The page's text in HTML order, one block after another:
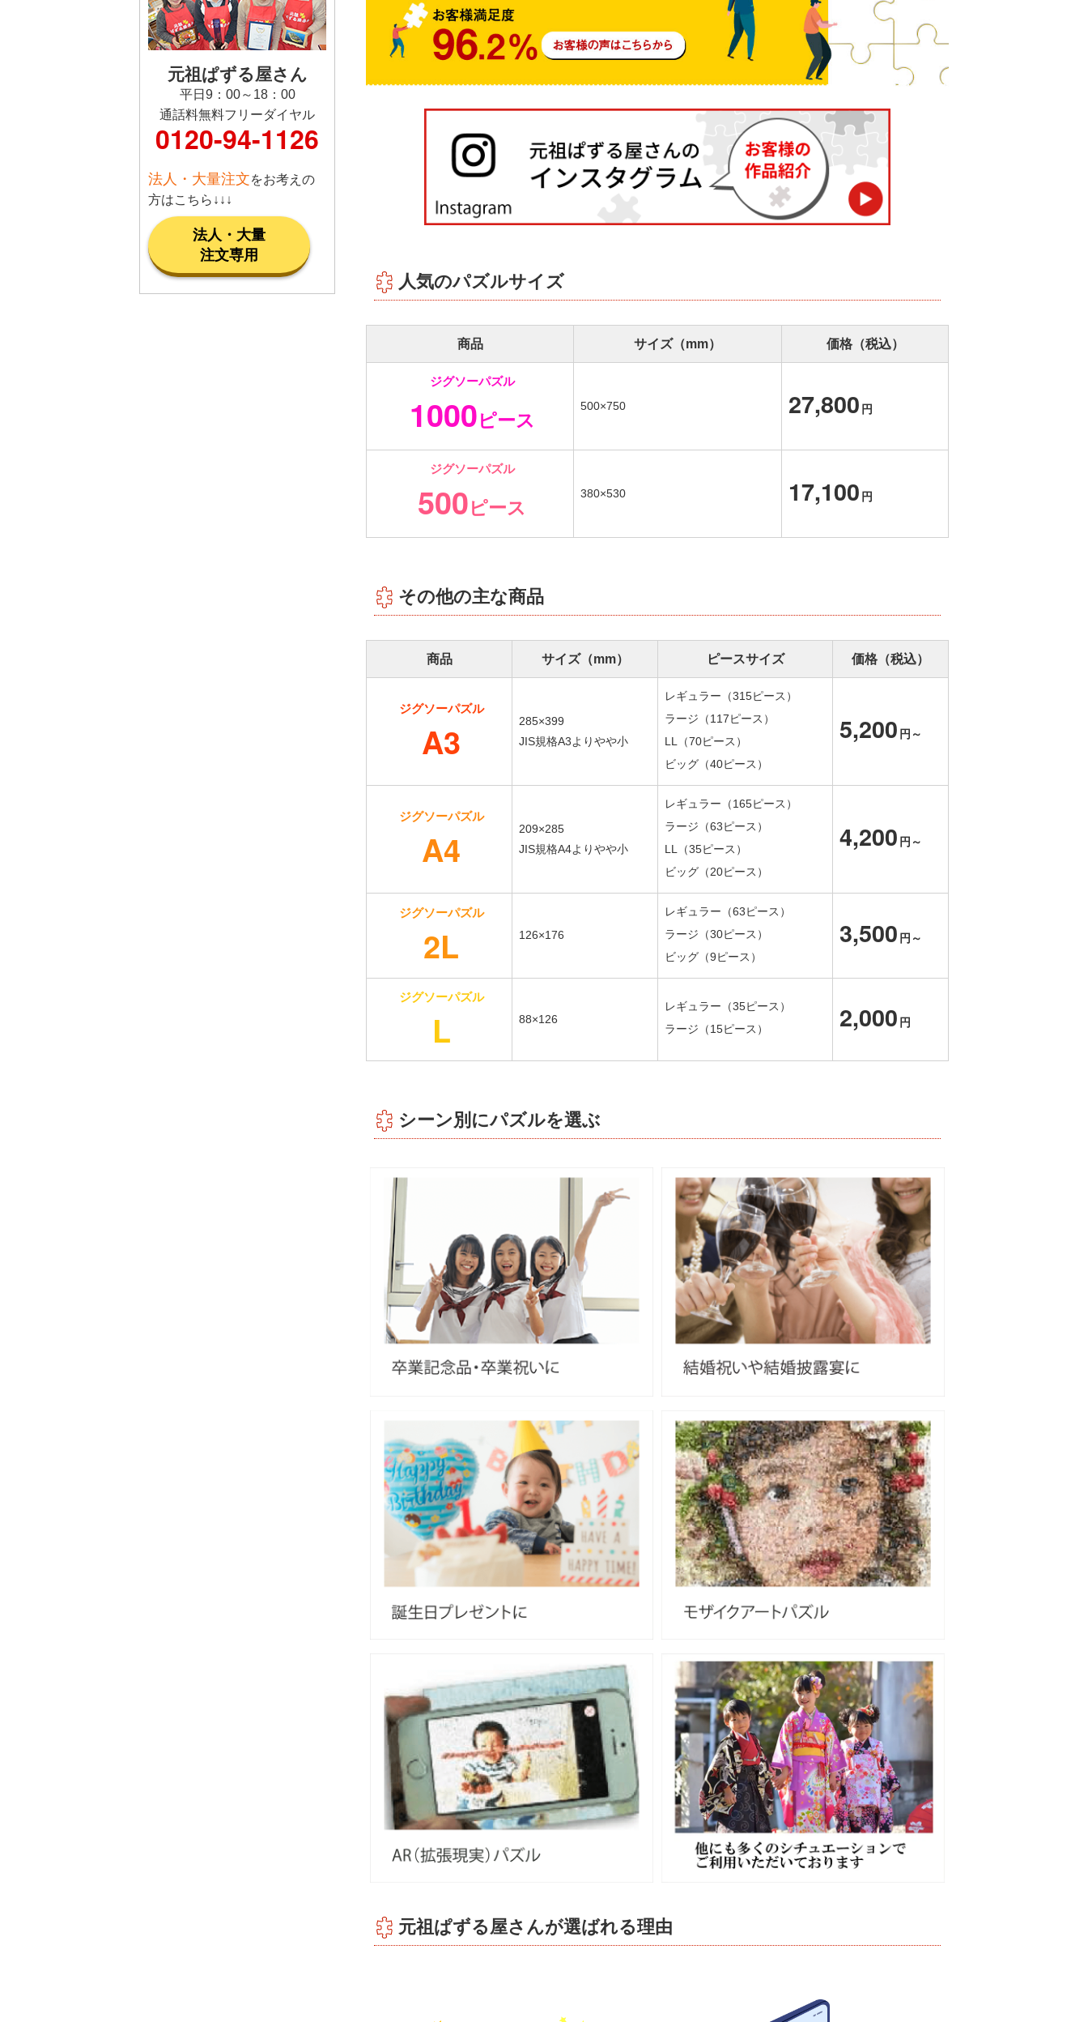
人気のパズルサイズ
商品 サイズ（mm） 価格（税込）
ジグソーパズル
1000ピース 500×750 27,800 円
ジグソーパズル
500ピース 380×530 17,100 円
その他の主な商品
商品 サイズ（mm） ピースサイズ 価格（税込）
ジグソーパズル
A3
285×399
JIS規格A3よりやや小
レギュラー（315ピース）
ラージ（117ピース）
LL（70ピース）
ビッグ（40ピース）
5,200 円～
ジグソーパズル
A4
209×285
JIS規格A4よりやや小
レギュラー（165ピース）
ラージ（63ピース）
LL（35ピース）
ビッグ（20ピース）
4,200 円～
ジグソーパズル
2L 126×176
レギュラー（63ピース）
ラージ（30ピース）
ビッグ（9ピース）
3,500 円～
ジグソーパズル
L 88×126
レギュラー（35ピース）
ラージ（15ピース）
2,000 円
シーン別にパズルを選ぶ
元祖ぱずる屋さんが選ばれる理由
元祖ぱずる屋さん
平日9：00～18：00
通話料無料フリーダイヤル
0120-94-1126
法人・大量注文をお考えの
方はこちら↓↓↓
法人・大量
注文専用